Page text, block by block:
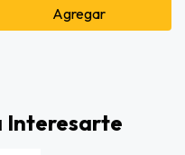
Agregar
Interesarte